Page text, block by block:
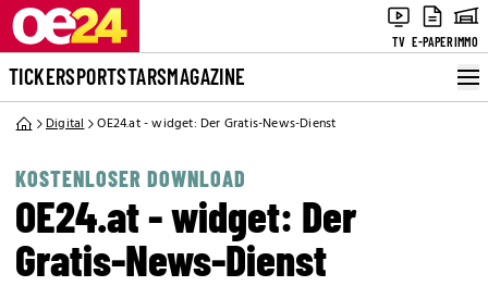
TV E-PAPERIMMO
TICKERSPORTSTARSMAGAZINE
Digital OE24.at - widget: Der Gratis-News-Dienst
KOSTENLOSER DOWNLOAD
OE24.at - widget: Der
Gratis-News-Dienst